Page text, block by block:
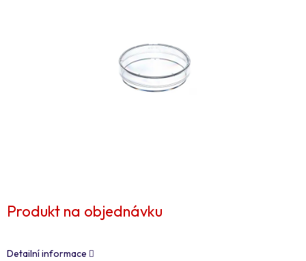
Produkt na objednávku
Detailní informace